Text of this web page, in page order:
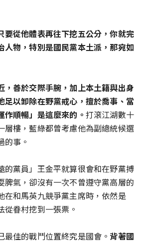
要從他體表再往下挖五公分，你就完
人物，特別是國民黨本土派，那宛如
，善於交際手腕，加上本土籍與出身
足以卸除在野黨戒心，擅於喬事、當
作順暢」是這麼來的。 打滾江湖數十
層樓，藍綠都曾考慮他為副總統候選
的事。
的黨員」王金平就算很會和在野黨搏
脾氣，卻沒有一次不曾遵守黨高層的
在和馬英九競爭黨主席時，依然是
從眷村挖到一張票。
最佳的戰鬥位置終究是國會。 背著國